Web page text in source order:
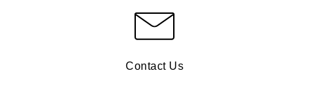
Contact Us